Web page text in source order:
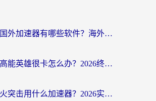
香肠派对国外加速器有哪些软件？海外玩家国服畅玩终极指南（附实测推荐）
在海外玩高能英雄很卡怎么办？2026终极指南帮你告别延迟卡顿
海外打萤火突击用什么加速器？2026实测靠谱方案+多游戏适配指南